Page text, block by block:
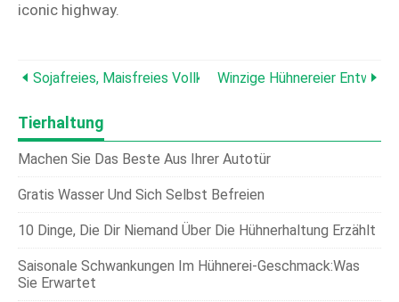
iconic highway.
Sojafreies, Maisfreies Vollkorn-Hühnerfutter:Ein
Winzige Hühnereier
Tierhaltung
Machen Sie Das Beste Aus Ihrer Autotür
Gratis Wasser Und Sich Selbst Befreien
10 Dinge, Die Dir Niemand Über Die Hühnerhaltung Erzählt
Saisonale Schwankungen Im Hühnerei-Geschmack:Was
Sie Erwartet